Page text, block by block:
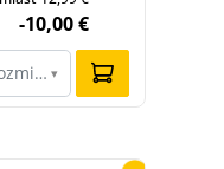
-10,00 €
▾